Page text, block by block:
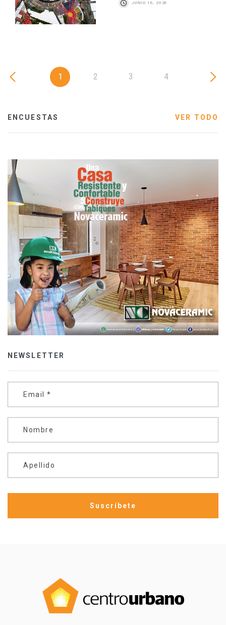
JUNIO 16, 2026
1 2 3 4
ENCUESTAS VER TODO
NEWSLETTER
Email *
Nombre
Apellido